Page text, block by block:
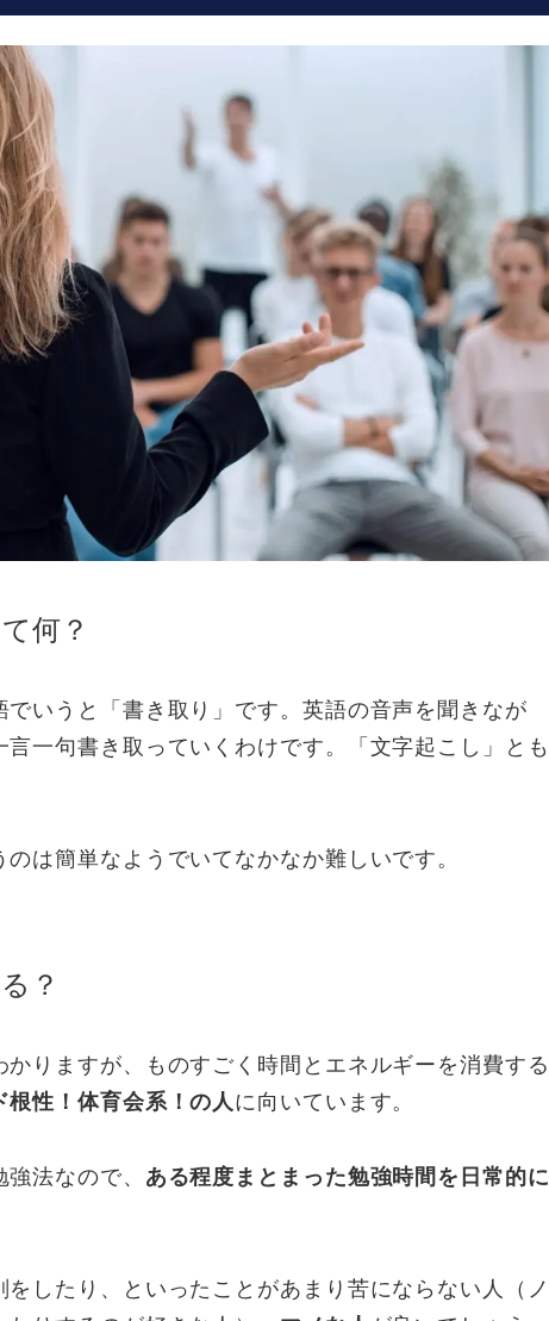
何？
いうと「書き取り」です。英語の音声を聞きなが
言一句書き取っていくわけです。「文字起こし」とも
は簡単なようでいてなかなか難しいです。
？
りますが、ものすごく時間とエネルギーを消費する
根性！体育会系！の人 に向いています。
法なので、 ある程度まとまった勉強時間を日常的に
したり、といったことがあまり苦にならない人（ノ